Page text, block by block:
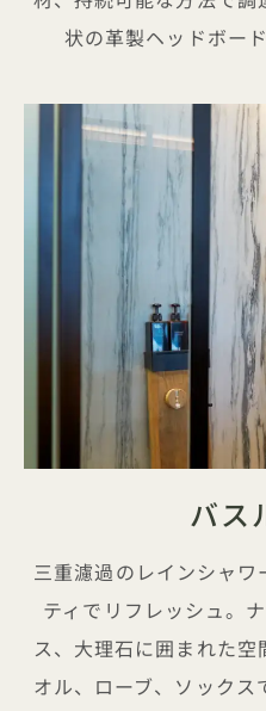
状の革製ヘッドボー
バス
三重濾過のレインシャ
ティでリフレッシュ。
ス、大理石に囲まれた
オル、ローブ、ソックス